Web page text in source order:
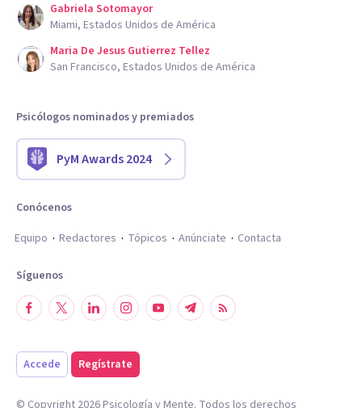
Gabriela Sotomayor
Miami, Estados Unidos de América
Maria De Jesus Gutierrez Tellez
San Francisco, Estados Unidos de América
Psicólogos nominados y premiados
PyM Awards 2024
Conócenos
Equipo
Redactores Tópicos Anúnciate Contacta
Síguenos
Accede Regístrate
© Copyright 2026Psicología y Mente. Todos los derechos